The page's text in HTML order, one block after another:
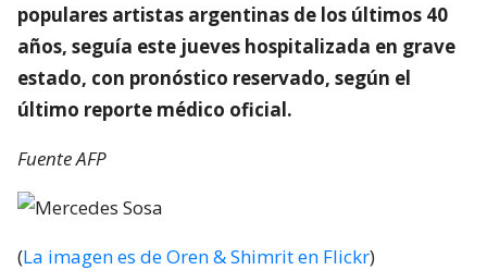
populares artistas argentinas de los últimos 40
años, seguía este jueves hospitalizada en grave
estado, con pronóstico reservado, según el
último reporte médico oficial.
Fuente AFP
(La imagen es de Oren & Shimrit en Flickr)